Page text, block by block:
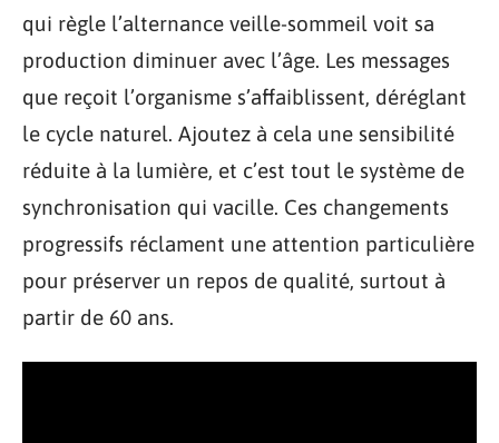
qui règle l’alternance veille-sommeil voit sa
production diminuer avec l’âge. Les messages
que reçoit l’organisme s’affaiblissent, déréglant
le cycle naturel. Ajoutez à cela une sensibilité
réduite à la lumière, et c’est tout le système de
synchronisation qui vacille. Ces changements
progressifs réclament une attention particulière
pour préserver un repos de qualité, surtout à
partir de 60 ans.